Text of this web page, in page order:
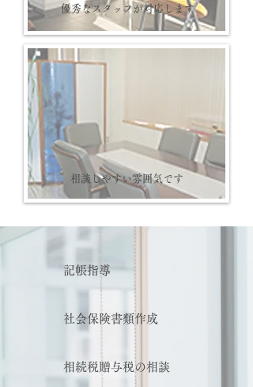
優秀なスタッフが対応します
相談しやすい雰囲気です
記帳指導
社会保険書類作成
相続税贈与税の相談